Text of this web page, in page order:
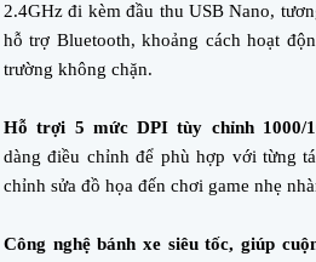
2.4GHz đi kèm đầu thu USB Nano,
hỗ trợ Bluetooth, khoảng cách hoạt
trường không chặn.
Hỗ trợi 5 mức DPI tùy chỉnh 1000/
dàng điều chỉnh để phù hợp với từng
chỉnh sửa đồ họa đến chơi game nhẹ
Công nghệ bánh xe siêu tốc, giúp